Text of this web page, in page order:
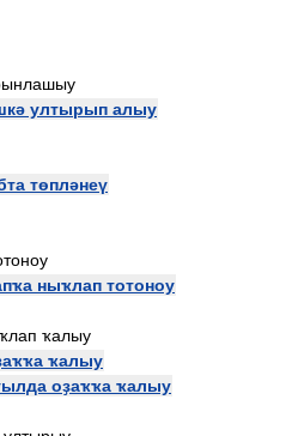
ултырып алыу
төпләнеү
ныҡлап тотоноу
ҡалыу
ҡалыу
оҙаҡҡа ҡалыу